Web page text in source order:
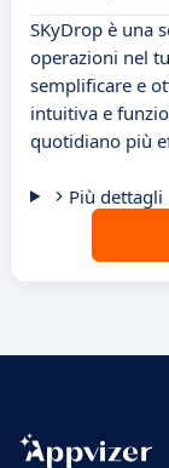
SKyDrop è una
operazioni nel
semplificare e
intuitiva e
quotidiano più
Più dettagli